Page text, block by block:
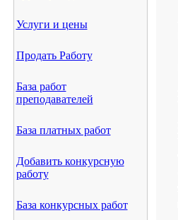
Услуги и цены
Продать Работу
База работ
преподавателей
База платных работ
Добавить конкурсную
работу
База конкурсных работ